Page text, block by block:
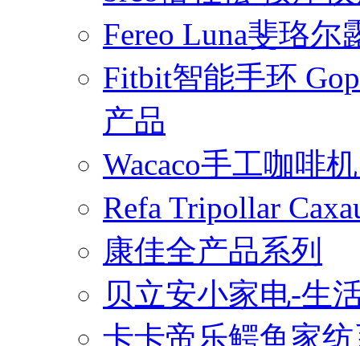
Fereo Luna斐珞
Fitbit智能手环
产品
Wacaco手工咖啡
Refa Tripollar
康佳全产品系列
贝立安小家电-生
卡卡帝乐鳄鱼家